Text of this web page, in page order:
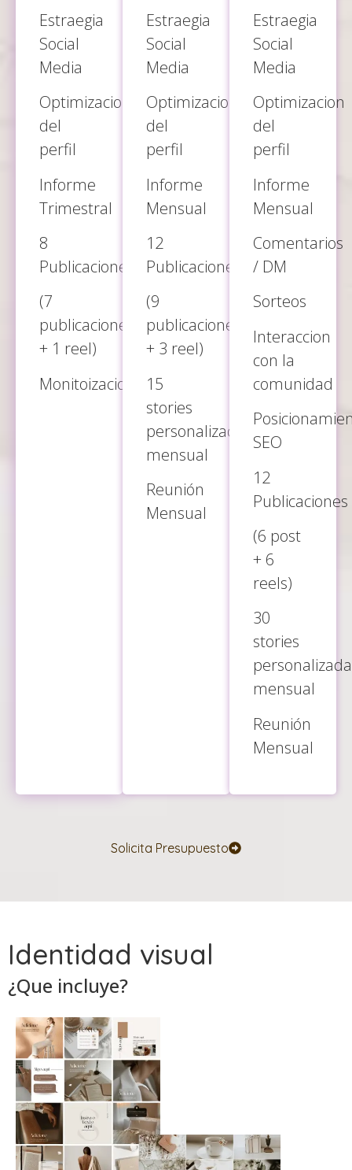
Estraegia
Social
Media
Optimizacion
del
perfil
Informe
Trimestral
8
Publicaciones
(7
publicaciones
+ 1 reel)
Monitoizacion
Estraegia
Social
Media
Optimizacion
del
perfil
Informe
Mensual
12
Publicaciones
(9
publicaciones
+ 3 reel)
15
stories
personalizadas
mensual
Reunión
Mensual
Estraegia
Social
Media
Optimizacion
del
perfil
Informe
Mensual
Comentarios
/ DM
Sorteos
Interaccion
con la
comunidad
SEO
12
Publicaciones
(6 post
+ 6
reels)
30
stories
mensual
Reunión
Mensual
Solicita Presupuesto
Identidad visual
¿Que incluye?